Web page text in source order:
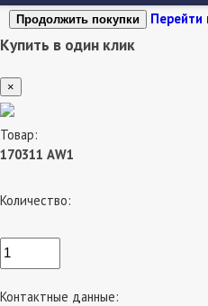
Продолжить покупки Перейти
Купить в один клик
×
Товар:
170311 АW1
Количество:
Контактные данные: